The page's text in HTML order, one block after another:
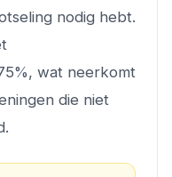
nodig hebt.
wat neerkomt
die niet